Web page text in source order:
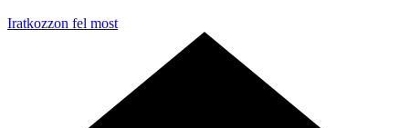
Iratkozzon fel most